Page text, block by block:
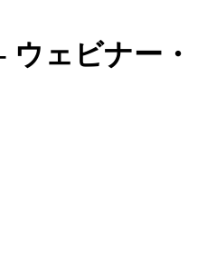
ウェビナー・